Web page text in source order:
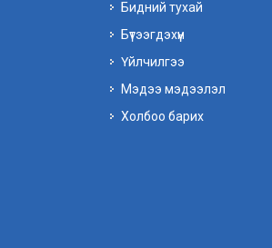
Бидний тухай
Бүтээгдэхүүн
Үйлчилгээ
Мэдээ мэдээлэл
Холбоо барих